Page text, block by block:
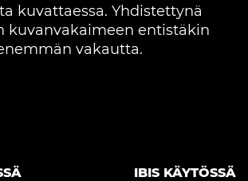
kuvattaessa. Yhdistettynä
kuvanvakaimeen entistäkin
vakautta.
IBIS KÄYTÖSSÄ